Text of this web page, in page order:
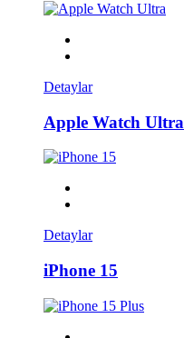
Detaylar
Apple Watch Ultra
Detaylar
iPhone 15